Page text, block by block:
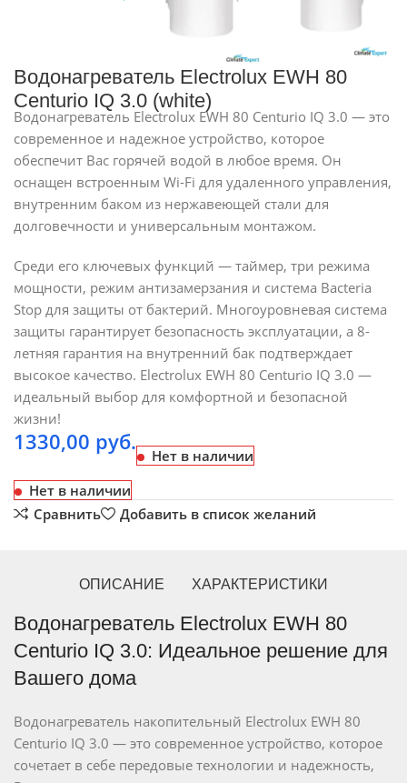
Водонагреватель Electrolux EWH 80
Centurio IQ 3.0 (white)
Водонагреватель Electrolux EWH 80 Centurio IQ 3.0 — это
современное и надежное устройство, которое
обеспечит Вас горячей водой в любое время. Он
оснащен встроенным Wi-Fi для удаленного управления,
внутренним баком из нержавеющей стали для
долговечности и универсальным монтажом.
Среди его ключевых функций — таймер, три режима
мощности, режим антизамерзания и система Bacteria
Stop для защиты от бактерий. Многоуровневая система
защиты гарантирует безопасность эксплуатации, а 8-
летняя гарантия на внутренний бак подтверждает
высокое качество. Electrolux EWH 80 Centurio IQ 3.0 —
идеальный выбор для комфортной и безопасной
жизни!
1330,00 руб.
Нет в наличии
Нет в наличии
Сравнить
Добавить в список желаний
ОПИСАНИЕ ХАРАКТЕРИСТИКИ
Водонагреватель Electrolux EWH 80
Centurio IQ 3.0: Идеальное решение для
Вашего дома
Водонагреватель накопительный Electrolux EWH 80
Centurio IQ 3.0 — это современное устройство, которое
сочетает в себе передовые технологии и надежность,